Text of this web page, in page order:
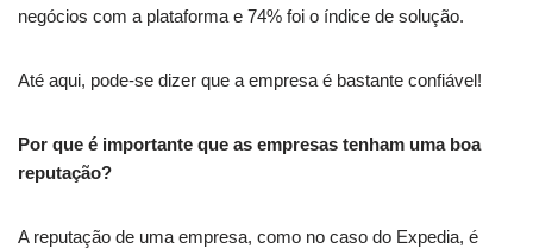
negócios com a plataforma e 74% foi o índice de solução.
Até aqui, pode-se dizer que a empresa é bastante confiável!
Por que é importante que as empresas tenham uma boa
reputação?
A reputação de uma empresa, como no caso do Expedia, é